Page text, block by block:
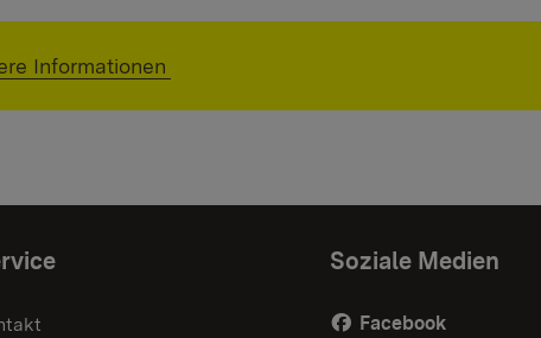
Informationen
Soziale Medien
Facebook